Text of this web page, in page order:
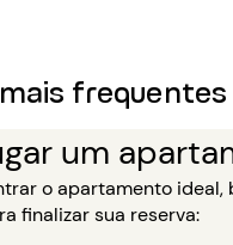
frequentes
um
o apartamento ideal,
finalizar sua reserva: